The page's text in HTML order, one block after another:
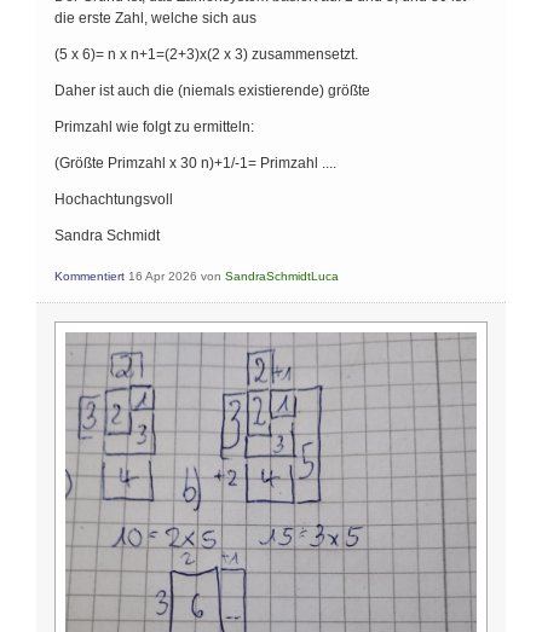
die erste Zahl, welche sich aus
(5 x 6)= n x n+1=(2+3)x(2 x 3) zusammensetzt.
Daher ist auch die (niemals existierende) größte
Primzahl wie folgt zu ermitteln:
(Größte Primzahl x 30 n)+1/-1= Primzahl ....
Hochachtungsvoll
Sandra Schmidt
Kommentiert 16 Apr 2026 von SandraSchmidtLuca